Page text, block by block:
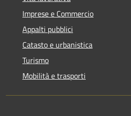
Imprese e Commercio
Appalti pubblici
Catasto e urbanistica
Turismo
Mobilità e trasporti